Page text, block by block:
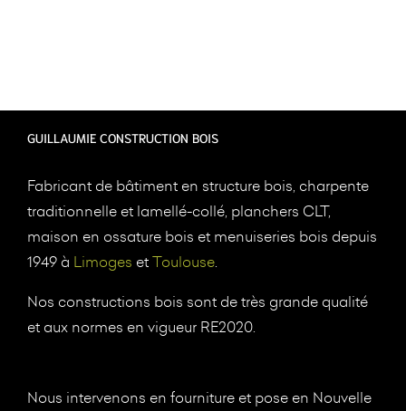
GUILLAUMIE CONSTRUCTION BOIS
Fabricant de bâtiment en structure bois, charpente
traditionnelle et lamellé-collé, planchers CLT,
maison en ossature bois et menuiseries bois depuis
1949 à Limoges etToulouse.
Nos constructions bois sont de très grande qualité
et aux normes en vigueur RE2020.
Nous intervenons en fourniture et pose en Nouvelle